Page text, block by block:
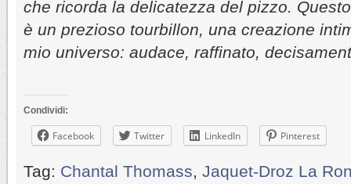
che ricorda la delicatezza del pizzo.
è un prezioso tourbillon, una creazione
mio universo: audace, raffinato,
Condividi:
Facebook Twitter LinkedIn Pinterest
Tag: Chantal Thomass, Jaquet-Droz La